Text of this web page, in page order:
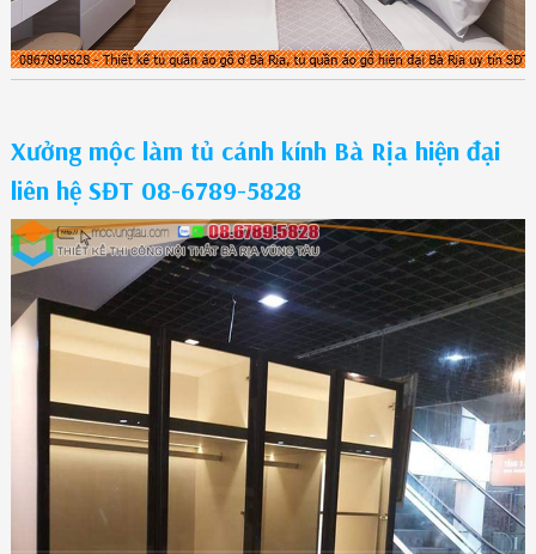
Xưởng mộc làm tủ cánh kính Bà Rịa hiện đại
liên hệ SĐT 08-6789-5828